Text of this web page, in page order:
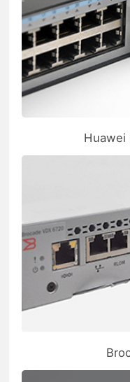
Huawei